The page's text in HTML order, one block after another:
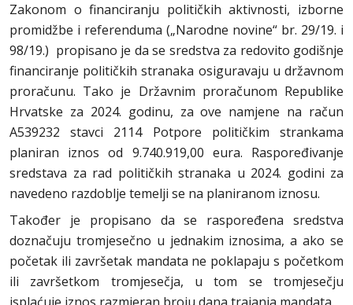
Zakonom o financiranju političkih aktivnosti, izborne
promidžbe i referenduma („Narodne novine“ br. 29/19. i
98/19.) propisano je da se sredstva za redovito godišnje
financiranje političkih stranaka osiguravaju u državnom
proračunu. Tako je Državnim proračunom Republike
Hrvatske za 2024. godinu, za ove namjene na račun
A539232 stavci 2114 Potpore političkim strankama
planiran iznos od 9.740.919,00 eura. Raspoređivanje
sredstava za rad političkih stranaka u 2024. godini za
navedeno razdoblje temelji se na planiranom iznosu.
Također je propisano da se raspoređena sredstva
doznačuju tromjesečno u jednakim iznosima, a ako se
početak ili završetak mandata ne poklapaju s početkom
ili završetkom tromjesečja, u tom se tromjesečju